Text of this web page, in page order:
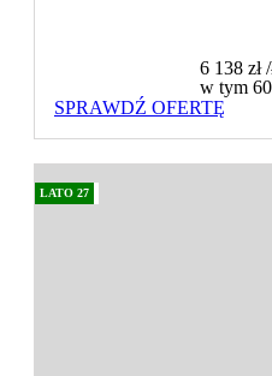
6 138 zł/
w tym
SPRAWDŹ OFERTĘ
LATO 27